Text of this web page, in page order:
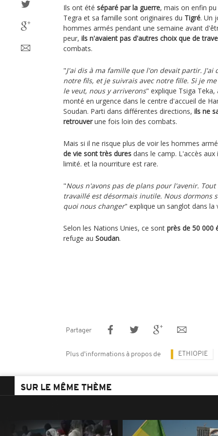
Ils ont été séparé par la guerre, mais on enfin
Tegra et sa famille sont originaires du Tigré. Un
hommes armés pendant une semaine avant
peur, ils n'avaient pas d'autres choix que de
combats.
"J'ai dis à ma famille que l'on devait partir. J'ai
notre fils, et je suivrais avec notre fille. Si je
le veut, nous y arriverons" explique Tsiga Teka,
monté en urgence dans le centre d'accueil de
Soudan. Parti dans différentes directions, ils ne
retrouverune fois loin des combats.
Mais si il ne risque plus de voir les hommes
de vie sont très dures dans le camp. L'accès
limité. et la nourriture est rare.
"Nous n'avons pas de plans pour l'avenir.
travaillé est désormais inutile. Nous dormons
quoi nous changer" explique un sanglot dans la
Selon les Nations Unies, ce sont près de 50 000
refuge au Soudan.
Partager
Plus d'informations à propos de ETHIOPIE
SUR LE MÊME THÈME